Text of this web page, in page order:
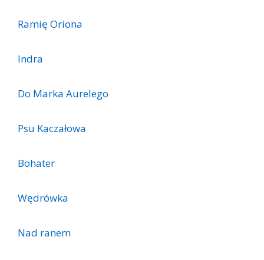
Ramię Oriona
Indra
Do Marka Aurelego
Psu Kaczałowa
Bohater
Wędrówka
Nad ranem